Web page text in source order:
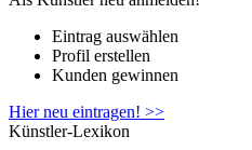
Eintrag auswählen
Profil erstellen
Kunden gewinnen
Hier neu eintragen! >>
Künstler-Lexikon